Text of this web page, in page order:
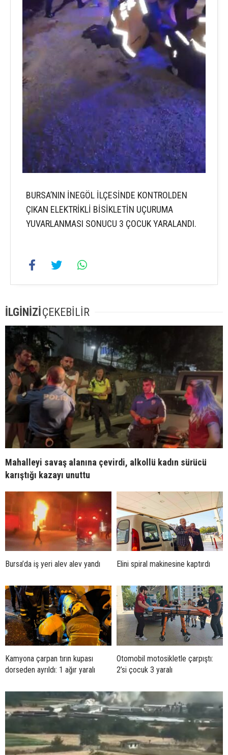
BURSA’NIN İNEGÖL İLÇESİNDE KONTROLDEN
ÇIKAN ELEKTRİKLİ BİSİKLETİN UÇURUMA
YUVARLANMASI SONUCU 3 ÇOCUK YARALANDI.
İLGİNİZİÇEKEBİLİR
Mahalleyi savaş alanına çevirdi, alkollü kadın sürücü
karıştığı kazayı unuttu
Bursa’da iş yeri alev alev yandı Elini spiral makinesine kaptırdı
Kamyona çarpan tırın kupası
dorseden ayrıldı: 1 ağır yaralı
Otomobil motosikletle çarpıştı:
2’si çocuk 3 yaralı